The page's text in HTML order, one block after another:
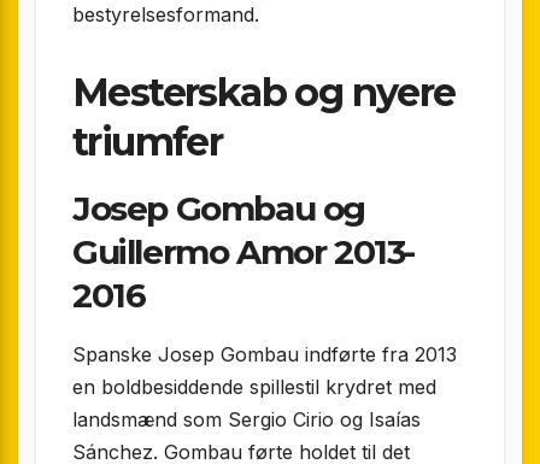
bestyrelsesformand.
Mesterskab og nyere
triumfer
Josep Gombau og
Guillermo Amor 2013-
2016
Spanske Josep Gombau indførte fra 2013
en boldbesiddende spillestil krydret med
landsmænd som Sergio Cirio og Isaías
Sánchez. Gombau førte holdet til det